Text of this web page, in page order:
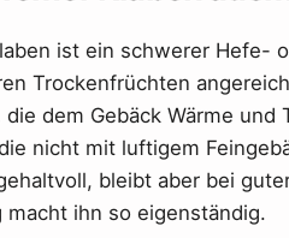
ist ein schwerer Hefe-
Trockenfrüchten
die dem Gebäck Wärme
nicht mit luftigem
bleibt aber bei
macht ihn so eigenständig.